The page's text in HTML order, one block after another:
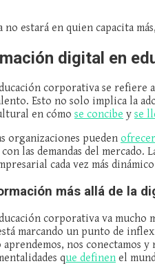
estará en quien capacita
digital en
corporativa se refiere
Esto no solo implica la
en cómo se concibe y se
organizaciones pueden
las demandas del
cada vez más
más allá de la
corporativa va mucho
marcando un punto de
nos conectamos
que definen el